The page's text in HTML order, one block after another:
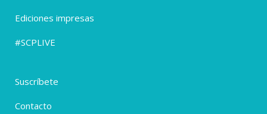
Ediciones impresas
#SCPLIVE
Suscríbete
Contacto